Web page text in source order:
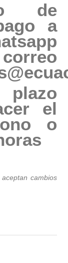
de
a
plazo
el
o
cambios